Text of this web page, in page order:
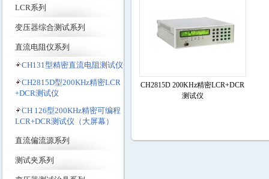
LCR系列
变压器综合测试系列
直流电阻仪系列
CH131型精密直流电阻测试仪
CH2815D型200KHz精密LCR
+DCR测试仪
CH 126型200KHz精密可编程
LCR+DCR测试仪（大屏幕）
直流偏流源系列
测试夹系列
CH2815D 200KHz精密LCR+DCR
测试仪